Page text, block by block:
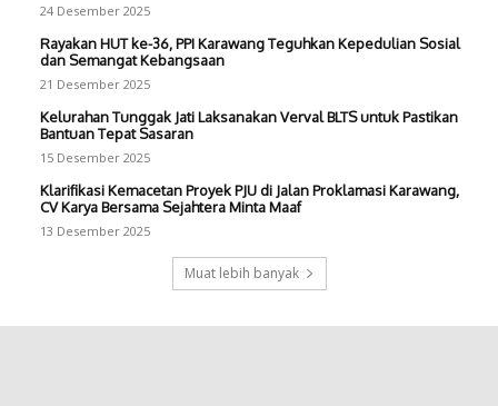
24 Desember 2025
Rayakan HUT ke-36, PPI Karawang Teguhkan Kepedulian Sosial
dan Semangat Kebangsaan
21 Desember 2025
Kelurahan Tunggak Jati Laksanakan Verval BLTS untuk Pastikan
Bantuan Tepat Sasaran
15 Desember 2025
Klarifikasi Kemacetan Proyek PJU di Jalan Proklamasi Karawang,
CV Karya Bersama Sejahtera Minta Maaf
13 Desember 2025
Muat lebih banyak